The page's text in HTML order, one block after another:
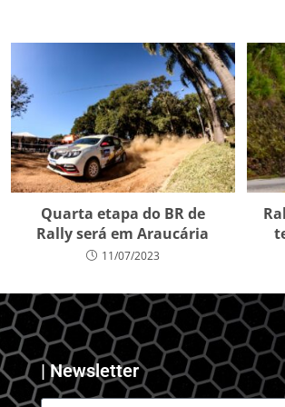
Quarta etapa do BR de
Rally será em Araucária
11/07/2023
| Newsletter